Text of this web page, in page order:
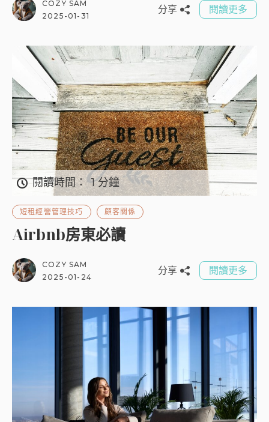
COZY SAM
2025-01-31
分享 閱讀更多
閱讀時間： 1 分鐘
短租經營管理技巧 顧客關係
Airbnb房東必讀
COZY SAM
2025-01-24
分享 閱讀更多